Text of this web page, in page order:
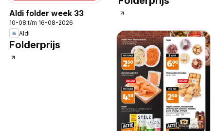
Aldi folder week 33
10-08 t/m 16-08-2026
Aldi
Folderprijs